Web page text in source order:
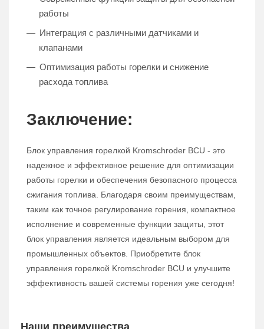
работы
Интеграция с различными датчиками и
клапанами
Оптимизация работы горелки и снижение
расхода топлива
Заключение:
Блок управления горелкой Kromschroder BCU - это
надежное и эффективное решение для оптимизации
работы горелки и обеспечения безопасного процесса
сжигания топлива. Благодаря своим преимуществам,
таким как точное регулирование горения, компактное
исполнение и современные функции защиты, этот
блок управления является идеальным выбором для
промышленных объектов. Приобретите блок
управления горелкой Kromschroder BCU и улучшите
эффективность вашей системы горения уже сегодня!